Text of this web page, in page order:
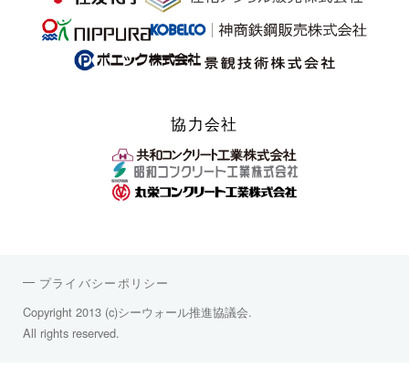
協力会社
プライバシーポリシー
Copyright 2013 (c)シーウォール推進協議会.
All rights reserved.